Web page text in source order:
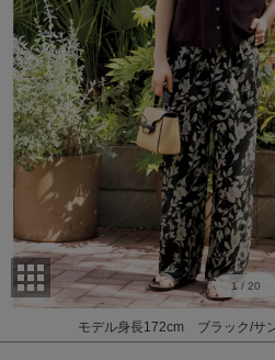
1 / 20
モデル身長172cm ブラック/サ